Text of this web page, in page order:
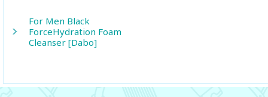
For Men Black
ForceHydration Foam
Cleanser [Dabo]